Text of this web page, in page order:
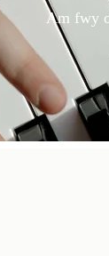
Am fwy